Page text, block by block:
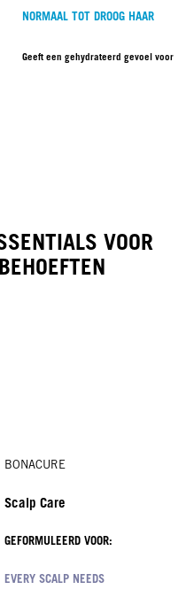
NORMAAL TOT DROOG HAAR
Geeft een gehydrateerd gevoel voor 72
VOOR
BONACURE
Scalp Care
GEFORMULEERD VOOR:
EVERY SCALP NEEDS